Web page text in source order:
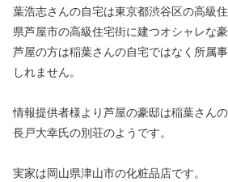
葉浩志さんの自宅は東京都渋谷区の高級
県芦屋市の高級住宅街に建つオシャレな豪
芦屋の方は稲葉さんの自宅ではなく所属
しれません。
情報提供者様より芦屋の豪邸は稲葉さん
長戸大幸氏の別荘のようです。
実家は岡山県津山市の化粧品店です。